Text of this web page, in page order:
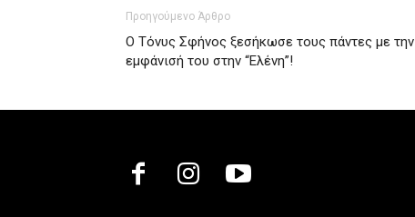
Προηγούμενο Άρθρο
Ο Τόνυς Σφήνος ξεσήκωσε τους πάντες με την
εμφάνισή του στην “Ελένη”!